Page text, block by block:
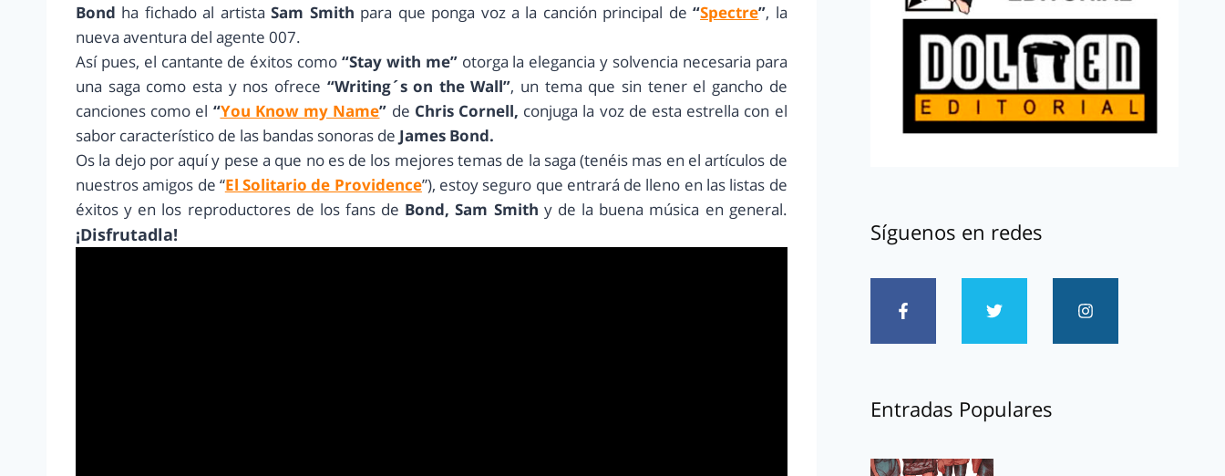
Bond ha fichado al artista Sam Smith para que ponga voz a la canción principal de “Spectre”, la
nueva aventura del agente 007.
Así pues, el cantante de éxitos como “Stay with me”otorga la elegancia y solvencia necesaria para
una saga como esta y nos ofrece “Writing´s on the Wall”, un tema que sin tener el gancho de
canciones como el “You Know my Name” de Chris Cornell, conjuga la voz de esta estrella con el
sabor característico de las bandas sonoras de James Bond.
Os la dejo por aquí y pese a que no es de los mejores temas de la saga (tenéis mas en el artículos de
nuestros amigos de “El Solitario de Providence”), estoy seguro que entrará de lleno en las listas de
éxitos y en los reproductores de los fans de Bond, Sam Smith y de la buena música en general.
¡Disfrutadla! Síguenos en redes
Entradas Populares